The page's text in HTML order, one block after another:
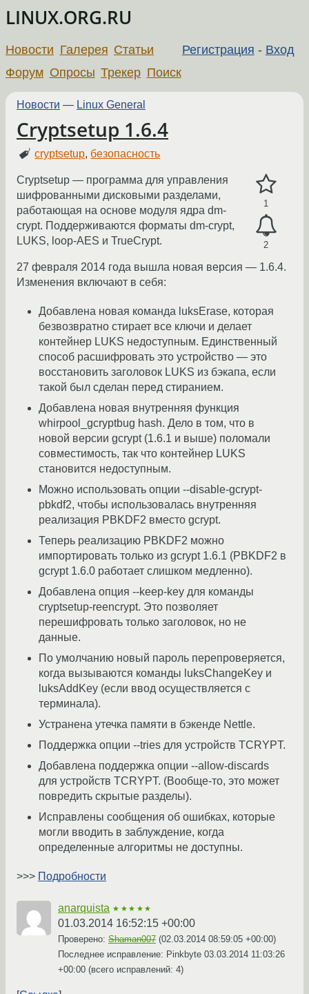
LINUX.ORG.RU
Регистрация - Вход
Новости Галерея Статьи
Форум Опросы Трекер Поиск
Новости — Linux General
Cryptsetup 1.6.4
cryptsetup, безопасность
1
2
Cryptsetup — программа для управления
шифрованными дисковыми разделами,
работающая на основе модуля ядра dm-
crypt. Поддерживаются форматы dm-crypt,
LUKS, loop-AES и TrueCrypt.
27 февраля 2014 года вышла новая версия — 1.6.4.
Изменения включают в себя:
Добавлена новая команда luksErase, которая
безвозвратно стирает все ключи и делает
контейнер LUKS недоступным. Единственный
способ расшифровать это устройство — это
восстановить заголовок LUKS из бэкапа, если
такой был сделан перед стиранием.
Добавлена новая внутренняя функция
whirpool_gcryptbug hash. Дело в том, что в
новой версии gcrypt (1.6.1 и выше) поломали
совместимость, так что контейнер LUKS
становится недоступным.
Можно использовать опции --disable-gcrypt-
pbkdf2, чтобы использовалась внутренняя
реализация PBKDF2 вместо gcrypt.
Теперь реализацию PBKDF2 можно
импортировать только из gcrypt 1.6.1 (PBKDF2 в
gcrypt 1.6.0 работает слишком медленно).
Добавлена опция --keep-key для команды
cryptsetup-reencrypt. Это позволяет
перешифровать только заголовок, но не
данные.
По умолчанию новый пароль перепроверяется,
когда вызываются команды luksChangeKey и
luksAddKey (если ввод осуществляется с
терминала).
Устранена утечка памяти в бэкенде Nettle.
Поддержка опции --tries для устройств TCRYPT.
Добавлена поддержка опции --allow-discards
для устройств TCRYPT. (Вообще-то, это может
повредить скрытые разделы).
Исправлены сообщения об ошибках, которые
могли вводить в заблуждение, когда
определенные алгоритмы не доступны.
>>> Подробности
anarquista ★★★★★
01.03.2014 16:52:15 +00:00
Проверено: Shaman007 (02.03.2014 08:59:05 +00:00)
Последнее исправление: Pinkbyte 03.03.2014 11:03:26
+00:00 (всего исправлений: 4)